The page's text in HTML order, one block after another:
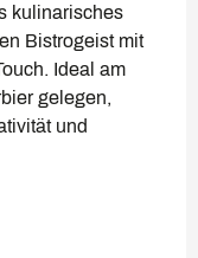
kulinarisches
Bistrogeist mit
Ideal am
gelegen,
und